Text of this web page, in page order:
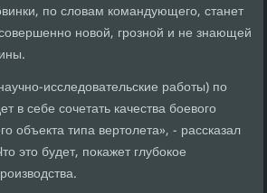
по словам командующего, станет
новой, грозной и не знающей
исследовательские работы) по
в себе сочетать качества боевого
объекта типа вертолета», - рассказал
это будет, покажет глубокое